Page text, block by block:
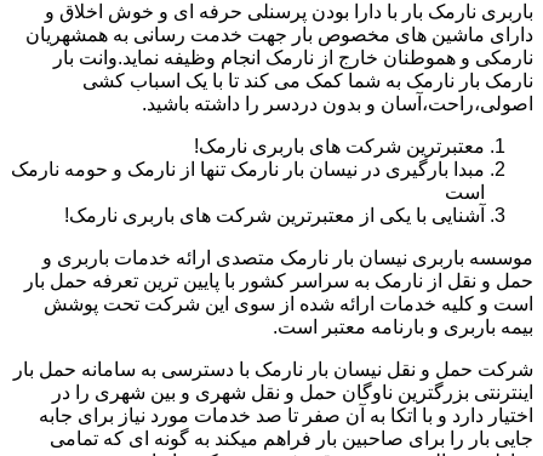
باربری نارمک بار با دارا بودن پرسنلی حرفه ای و خوش اخلاق و
دارای ماشین های مخصوص بار جهت خدمت رسانی به همشهریان
نارمکی و هموطنان خارج از نارمک انجام وظیفه نماید.وانت بار
نارمک بار نارمک به شما کمک می کند تا با یک اسباب کشی
اصولی،راحت،آسان و بدون دردسر را داشته باشید.
معتبرترین شرکت های باربری نارمک!
مبدا بارگیری در نیسان بار نارمک تنها از نارمک و حومه نارمک
است
آشنایی با یکی از معتبرترین شرکت های باربری نارمک!
موسسه باربری نیسان بار نارمک متصدی ارائه خدمات باربری و
حمل و نقل از نارمک به سراسر کشور با پایین ترین تعرفه حمل بار
است و کلیه خدمات ارائه شده از سوی این شرکت تحت پوشش
بیمه باربری و بارنامه معتبر است.
شرکت حمل و نقل نیسان بار نارمک با دسترسی به سامانه حمل بار
اینترنتی بزرگترین ناوگان حمل و نقل شهری و بین شهری را در
اختیار دارد و با اتکا به آن صفر تا صد خدمات مورد نیاز برای جابه
جایی بار را برای صاحبین بار فراهم میکند به گونه ای که تمامی